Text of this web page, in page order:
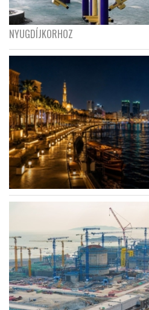
NYUGDÍJKORHOZ